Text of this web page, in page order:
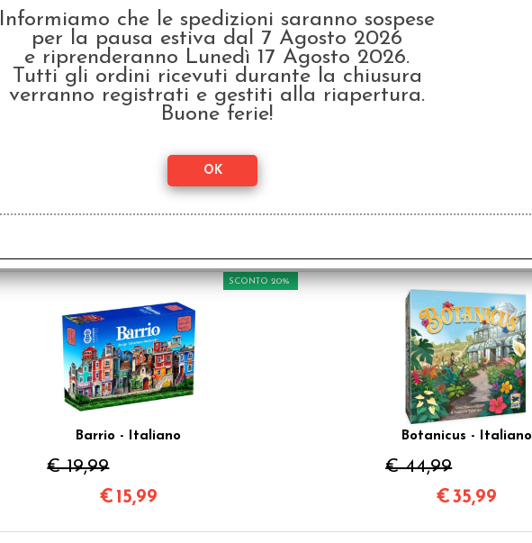
SCONTO 20%
Barrio - Italiano
€ 19,99
SCONTO 20%
€ 15,99
Botanicus - Italiano
€ 44,99
€ 35,99
Informiamo che le spedizioni saranno sospese
per la pausa estiva dal 7 Agosto 2026
e riprenderanno Lunedì 17 Agosto 2026.
Tutti gli ordini ricevuti durante la chiusura
verranno registrati e gestiti alla riapertura.
Buone ferie!